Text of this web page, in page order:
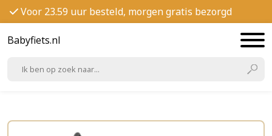
Voor 23.59 uur besteld, morgen gratis bezorgd
Babyfiets.nl